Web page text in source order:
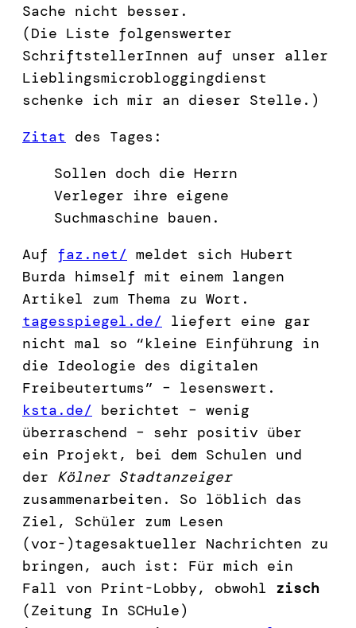
Sache nicht besser.
(Die Liste folgenswerter
SchriftstellerInnen auf unser aller
Lieblingsmicrobloggingdienst
schenke ich mir an dieser Stelle.)
Zitat des Tages:
Sollen doch die Herrn
Verleger ihre eigene
Suchmaschine bauen.
Auf faz.net/ meldet sich Hubert
Burda himself mit einem langen
Artikel zum Thema zu Wort.
tagesspiegel.de/ liefert eine gar
nicht mal so “kleine Einführung in
die Ideologie des digitalen
Freibeutertums” – lesenswert.
ksta.de/ berichtet – wenig
überraschend – sehr positiv über
ein Projekt, bei dem Schulen und
der Kölner Stadtanzeiger
zusammenarbeiten. So löblich das
Ziel, Schüler zum Lesen
(vor-)tagesaktueller Nachrichten zu
bringen, auch ist: Für mich ein
Fall von Print-Lobby, obwohl zisch
(Zeitung In SCHule)